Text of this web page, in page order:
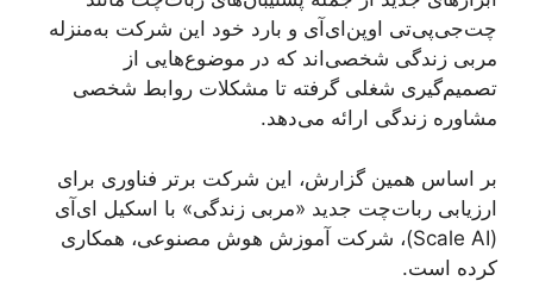
چت‌جی‌پی‌تی اوپن‌ای‌آی و بارد خود این شرکت به‌منزله
مربی زندگی شخصی‌اند که در موضوع‌هایی از
تصمیم‌گیری شغلی گرفته تا مشکلات روابط شخصی
مشاوره زندگی ارائه می‌دهد.
بر اساس همین گزارش، این شرکت برتر فناوری برای
ارزیابی ربات‌چت جدید «مربی زندگی» با اسکیل ای‌آی
(Scale AI)، شرکت آموزش هوش مصنوعی، همکاری
کرده است.